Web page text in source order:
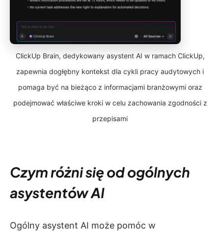
ClickUp Brain, dedykowany asystent AI w ramach ClickUp,
zapewnia dogłębny kontekst dla cykli pracy audytowych i
pomaga być na bieżąco z informacjami branżowymi oraz
podejmować właściwe kroki w celu zachowania zgodności z
przepisami
Czym różni się od ogólnych
asystentów AI
Ogólny asystent AI może pomóc w